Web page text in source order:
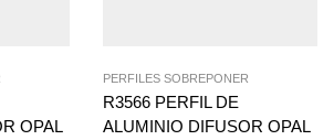
OPAL
PERFILES SOBREPONER
R3566 PERFIL DE
ALUMINIO DIFUSOR OPAL